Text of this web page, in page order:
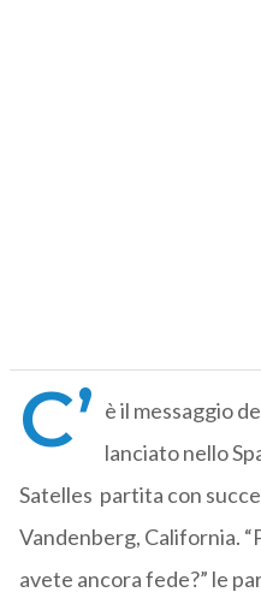
C’ è il messaggio
lanciato nello
Satelles partita con
Vandenberg, California.
avete ancora fede?” le